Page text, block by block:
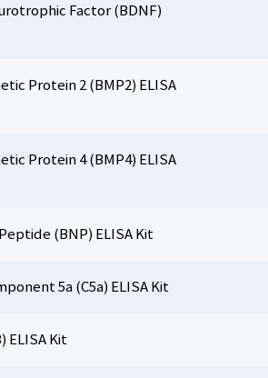
Factor (BDNF)
Protein 2 (BMP2) ELISA
Protein 4 (BMP4) ELISA
(BNP) ELISA Kit
5a (C5a) ELISA Kit
ELISA Kit